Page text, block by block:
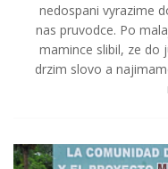
nedospani vyrazime
nas pruvodce. Po
mamince slibil, ze do
drzim slovo a